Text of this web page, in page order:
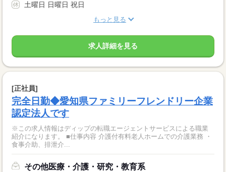
土曜日 日曜日 祝日
もっと見る
求人詳細を見る
[正社員]
完全日勤◆愛知県ファミリーフレンドリー企業
認定法人です
※この求人情報はディップの転職エージェントサービスによる職業
紹介になります。 ■仕事内容 介護付有料老人ホームでの介護業務 ・
食事介助、排泄介...
その他医療・介護・研究・教育系